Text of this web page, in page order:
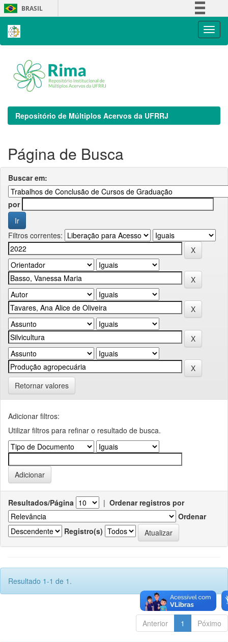
Skip
navigation
BRASIL
Repositório de Múltiplos Acervos da UFRRJ
Página de Busca
Buscar em:
por
Filtros correntes:
Retornar valores
Adicionar filtros:
Utilizar filtros para refinar o resultado de busca.
Resultados/Página | Ordenar registros por
Ordenar
Registro(s)
Resultado 1-1 de 1.
Anterior 1 Póximo